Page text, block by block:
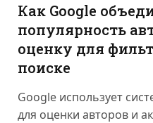
Как Google
популярность
оценку для
поиске
Google использует
для оценки авторов и